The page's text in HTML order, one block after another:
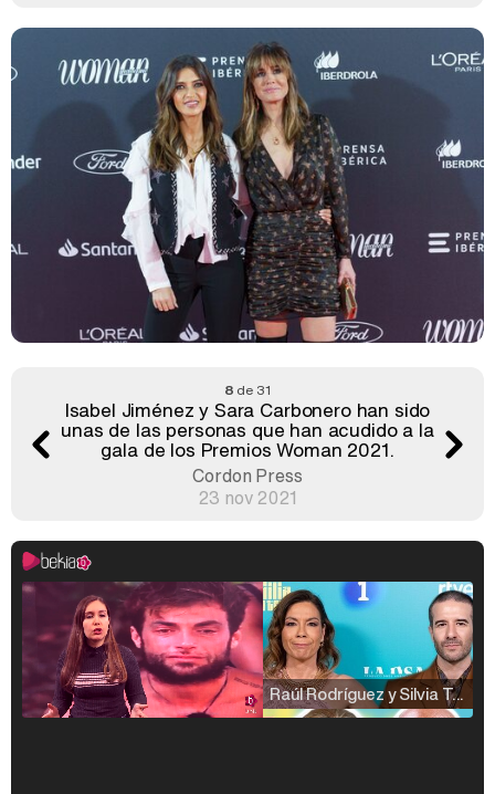
8 de 31
Isabel Jiménez y Sara Carbonero han sido
unas de las personas que han acudido a la
gala de los Premios Woman 2021.
Cordon Press
23 nov 2021
Raúl Rodríguez y Silvia Taulés nos cuentan su papel en 'La familia de la tele'